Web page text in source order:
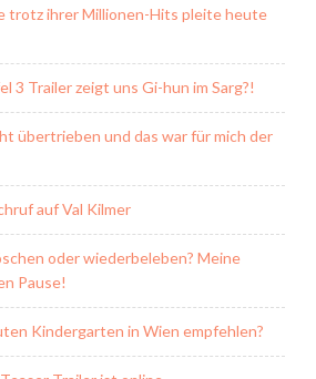
trotz ihrer Millionen-Hits pleite heute
3 Trailer zeigt uns Gi-hun im Sarg?!
übertrieben und das war für mich der
auf Val Kilmer
oder wiederbeleben? Meine
Pause!
Kindergarten in Wien empfehlen?